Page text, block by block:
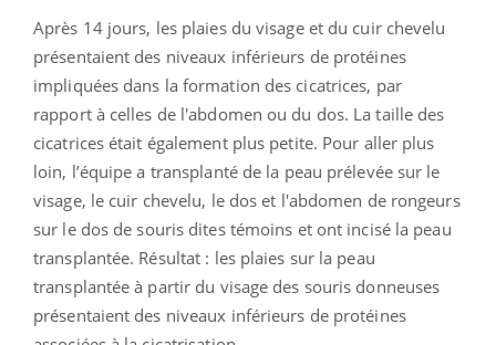
Après 14 jours, les plaies du visage et du cuir chevelu
présentaient des niveaux inférieurs de protéines
impliquées dans la formation des cicatrices, par
rapport à celles de l'abdomen ou du dos. La taille des
cicatrices était également plus petite. Pour aller plus
loin, l’équipe a transplanté de la peau prélevée sur le
visage, le cuir chevelu, le dos et l'abdomen de rongeurs
sur le dos de souris dites témoins et ont incisé la peau
transplantée. Résultat : les plaies sur la peau
transplantée à partir du visage des souris donneuses
présentaient des niveaux inférieurs de protéines